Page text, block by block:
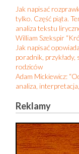
Jak napisać
tylko. Część piąta.
analiza tekstu
William Szekspir
Jak napisać
poradnik, przykłady,
rodziców
Adam Mickiewicz:
analiza,
Reklamy